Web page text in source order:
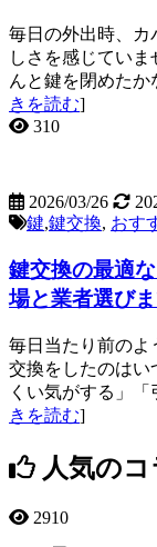
毎日の外出時、カ
しさを感じてい
んと鍵を閉めた
きを読む]
310
2026/03/26
鍵,鍵交換, おす
鍵交換の最適
場と業者選び
毎日当たり前のよ
交換をしたのはい
くい気がする」
きを読む]
人気の
2910